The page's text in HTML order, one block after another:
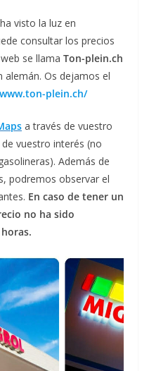
visto la luz en
consultar los precios
se llama Ton-plein.ch
alemán. Os dejamos el
plein.ch/
a través de vuestro
vuestro interés (no
Además de
podremos observar el
En caso de tener un
no ha sido